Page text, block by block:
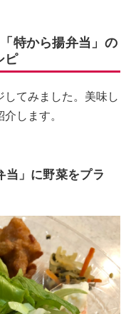
特から揚弁当」の
ピ
してみました。美味し
します。
当」に野菜をプラ